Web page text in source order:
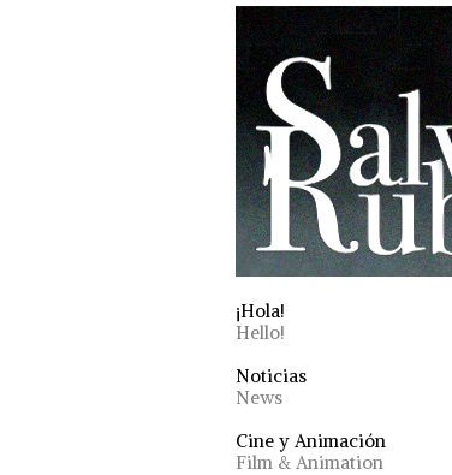
¡Hola!
Hello!
Noticias
News
Cine y Animación
Film & Animation